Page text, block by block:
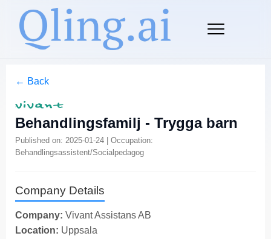
← Back
Behandlingsfamilj - Trygga barn
Published on: 2025-01-24 | Occupation:
Behandlingsassistent/Socialpedagog
Company Details
Company: Vivant Assistans AB
Location: Uppsala